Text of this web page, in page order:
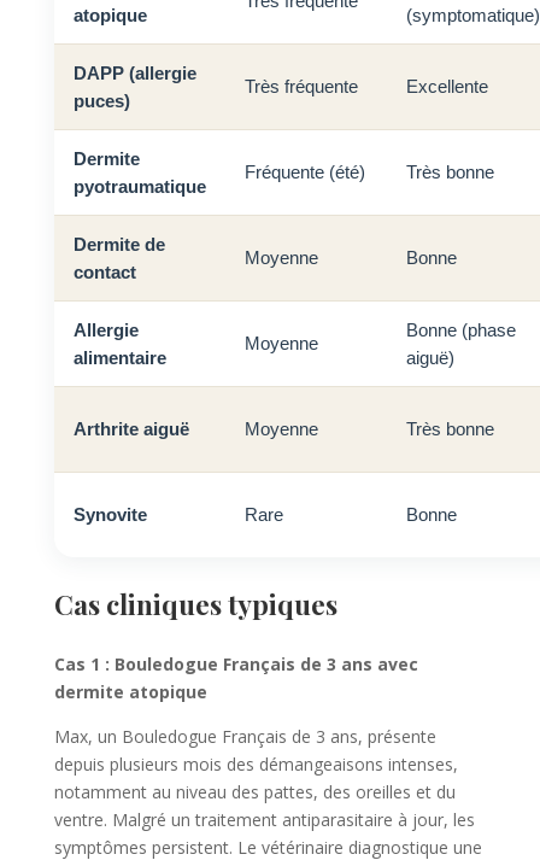
atopique
(symptomatique)
DAPP (allergie
puces)
Très fréquente Excellente
Dermite
pyotraumatique
Fréquente (été) Très bonne
Dermite de
contact
Moyenne Bonne
Allergie
alimentaire
Moyenne
Bonne (phase
aiguë)
Arthrite aiguë Moyenne Très bonne
Synovite Rare Bonne
Cas cliniques typiques
Cas 1 : Bouledogue Français de 3 ans avec
dermite atopique
Max, un Bouledogue Français de 3 ans, présente
depuis plusieurs mois des démangeaisons intenses,
notamment au niveau des pattes, des oreilles et du
ventre. Malgré un traitement antiparasitaire à jour, les
symptômes persistent. Le vétérinaire diagnostique une